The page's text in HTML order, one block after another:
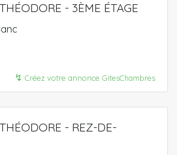
- 3ÈME ÉTAGE
↯ Créez votre annonce GitesChambres
- REZ-DE-